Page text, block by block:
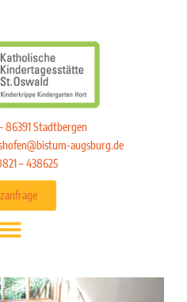
86391 Stadtbergen
augsburg.de
– 438625